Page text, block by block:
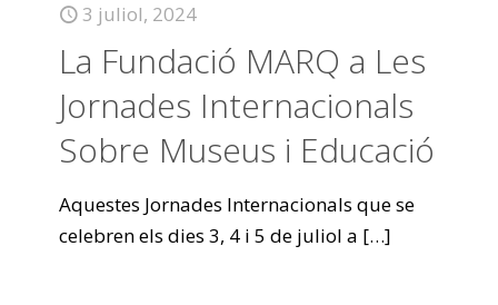
3 juliol, 2024
La Fundació MARQ a Les
Jornades Internacionals
Sobre Museus i Educació
Aquestes Jornades Internacionals que se
celebren els dies 3, 4 i 5 de juliol a […]